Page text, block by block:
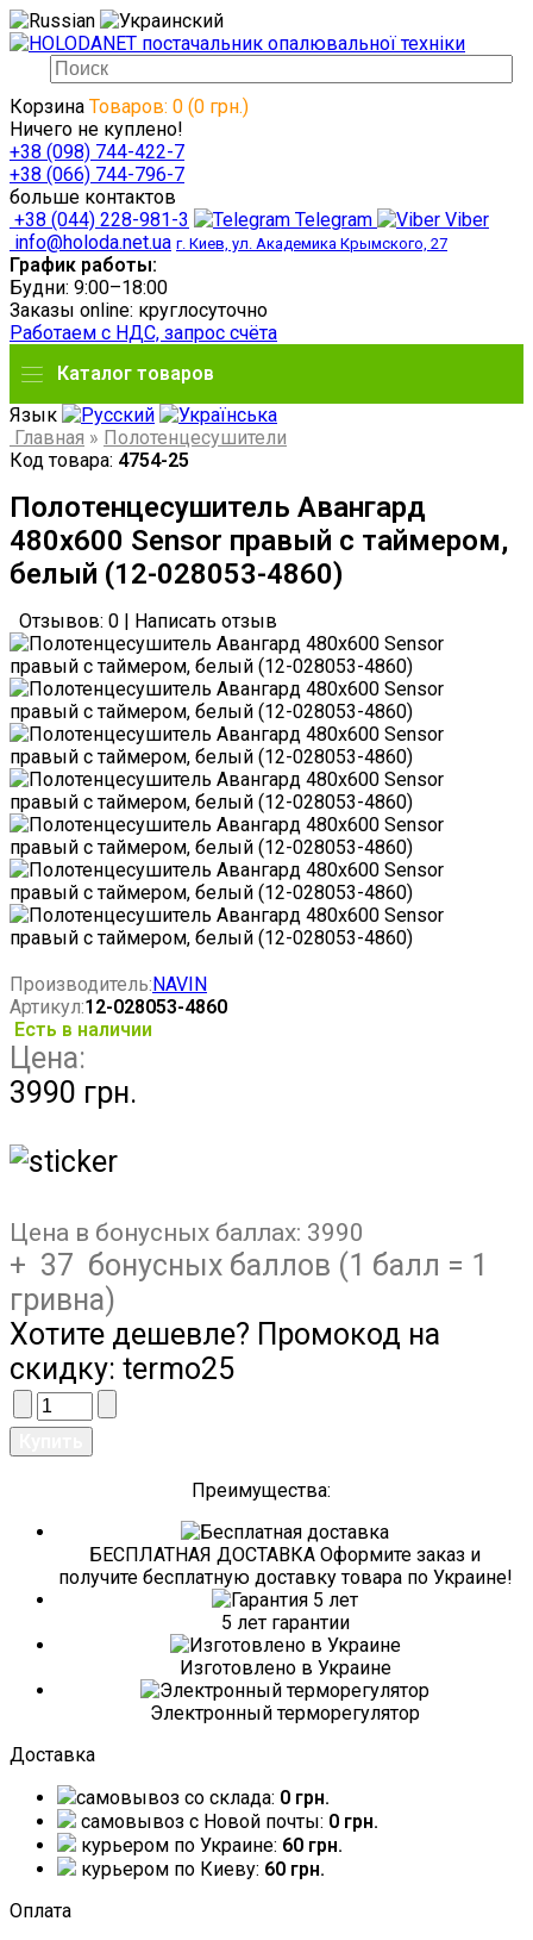
Корзина Товаров: 0 (0 грн.)
Ничего не куплено!
+38 (098) 744-422-7
+38 (066) 744-796-7
больше контактов
+38 (044) 228-981-3
Telegram
Viber
info@holoda.net.ua г. Киев, ул. Академика Крымского, 27
График работы:
Будни: 9:00–18:00
Заказы online: круглосуточно
Работаем с НДС, запрос счёта
Каталог товаров
Язык
Главная » Полотенцесушители
Код товара: 4754-25
Полотенцесушитель Авангард
480х600 Sensor правый с таймером,
белый (12-028053-4860)
Отзывов: 0 Написать отзыв
Производитель: NAVIN
Артикул:12-028053-4860
Есть в наличии
Цена:
3990 грн.
Цена в бонусных баллах: 3990
+ 37 бонусных баллов (1 балл = 1
гривна)
Хотите дешевле? Промокод на
скидку: termo25
Преимущества:
БЕСПЛАТНАЯ ДОСТАВКА Оформите заказ и
получите бесплатную доставку товара по Украине!
5 лет гарантии
Изготовлено в Украине
Электронный терморегулятор
Доставка
самовывоз со склада: 0 грн.
самовывоз c Новой почты: 0 грн.
курьером по Украине: 60 грн.
курьером по Киеву: 60 грн.
Оплата